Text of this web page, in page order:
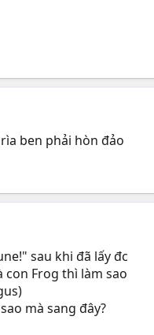
ben phải hòn đảo
sau khi đã lấy đc
Frog thì làm sao
mà sang đây?